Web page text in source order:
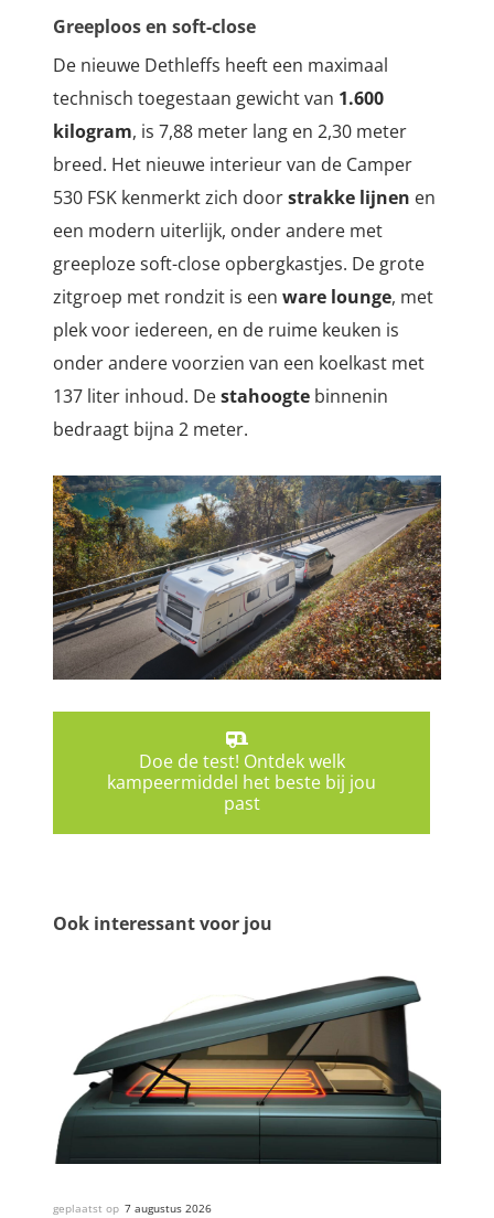
Greeploos en soft-close
De nieuwe Dethleffs heeft een maximaal
technisch toegestaan gewicht van 1.600
kilogram, is 7,88 meter lang en 2,30 meter
breed. Het nieuwe interieur van de Camper
530 FSK kenmerkt zich doorstrakke lijnen en
een modern uiterlijk, onder andere met
greeploze soft-close opbergkastjes. De grote
zitgroep met rondzit is een ware lounge, met
plek voor iedereen, en de ruime keuken is
onder andere voorzien van een koelkast met
137 liter inhoud. Destahoogte binnenin
bedraagt bijna 2 meter.
Doe de test! Ontdek welk
kampeermiddel het beste bij jou
past
Ook interessant voor jou
geplaatst op 7 augustus 2026